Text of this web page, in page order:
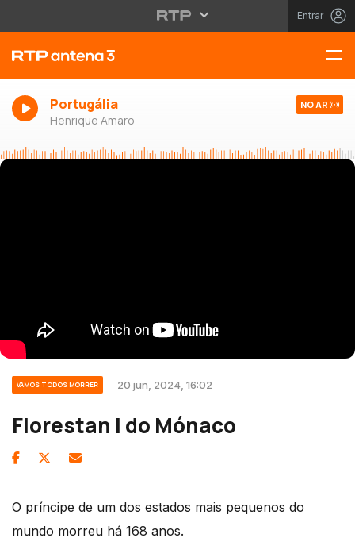
Entrar
Portugália
Henrique Amaro
NO AR
VAMOS TODOS MORRER 20 jun, 2024, 16:02
Florestan I do Mónaco
O príncipe de um dos estados mais pequenos do
mundo morreu há 168 anos.